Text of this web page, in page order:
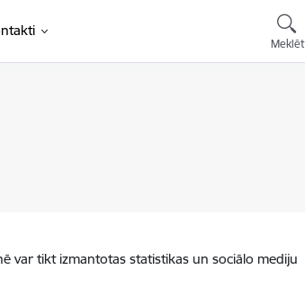
Meklēt
var tikt izmantotas statistikas un sociālo mediju